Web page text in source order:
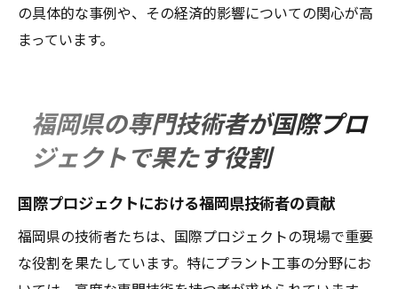
の具体的な事例や、その経済的影響についての関心が高
まっています。
福岡県の専門技術者が国際プロ
ジェクトで果たす役割
国際プロジェクトにおける福岡県技術者の貢献
福岡県の技術者たちは、国際プロジェクトの現場で重要
な役割を果たしています。特にプラント工事の分野にお